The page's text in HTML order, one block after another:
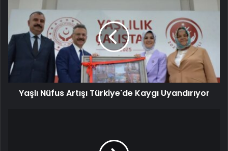
Yaşlı Nüfus Artışı Türkiye'de Kaygı Uyandırıyor